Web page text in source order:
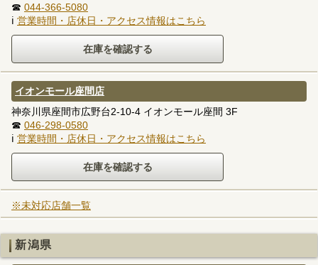
☎ 044-366-5080
ℹ 営業時間・店休日・アクセス情報はこちら
イオンモール座間店
神奈川県座間市広野台2-10-4 イオンモール座間 3F
☎ 046-298-0580
ℹ 営業時間・店休日・アクセス情報はこちら
※未対応店舗一覧
新潟県